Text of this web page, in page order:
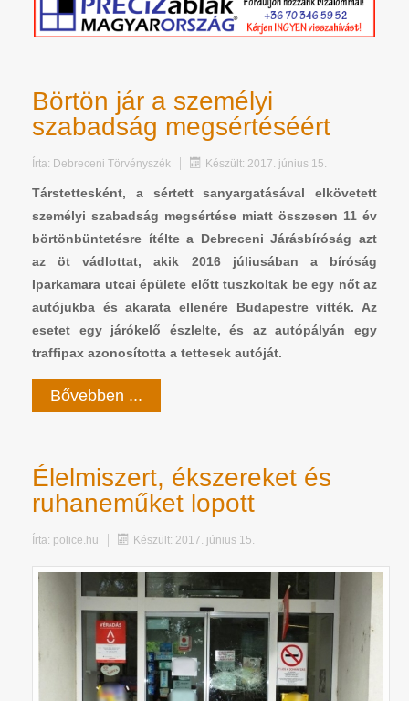
Börtön jár a személyi
szabadság megsértéséért
Írta: Debreceni Törvényszék Készült: 2017. június 15.
Társtettesként, a sértett sanyargatásával elkövetett
személyi szabadság megsértése miatt összesen 11 év
börtönbüntetésre ítélte a Debreceni Járásbíróság azt
az öt vádlottat, akik 2016 júliusában a bíróság
Iparkamara utcai épülete előtt tuszkoltak be egy nőt az
autójukba és akarata ellenére Budapestre vitték. Az
esetet egy járókelő észlelte, és az autópályán egy
traffipax azonosította a tettesek autóját.
Bővebben ...
Élelmiszert, ékszereket és
ruhaneműket lopott
Írta: police.hu Készült: 2017. június 15.